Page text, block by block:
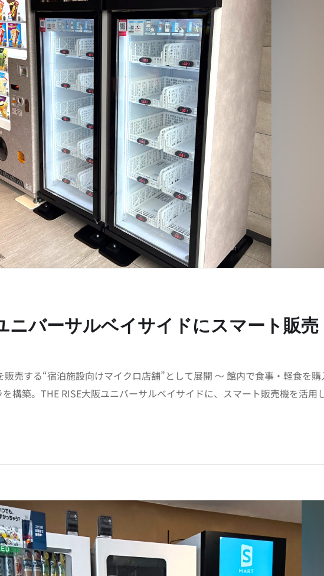
ニバーサルベイサイドにスマート販売
売する“宿泊施設向けマイクロ店舗”として展開 〜 館内で食事・軽食を購
構築。THE RISE大阪ユニバーサルベイサイドに、スマート販売機を活用